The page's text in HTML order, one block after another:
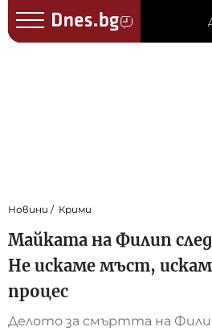
Новини Крими
Майката на Филип след
Не искаме мъст,
процес
Делото за смъртта на